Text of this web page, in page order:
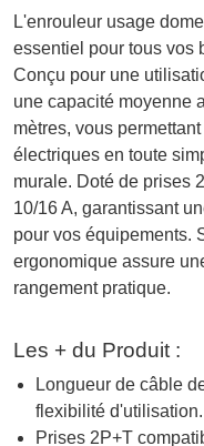
L'enrouleur usage
essentiel pour tous vos
Conçu pour une
une capacité moyenne
mètres, vous
électriques en toute
murale. Doté de prises
10/16 A, garantissant
pour vos équipements.
ergonomique assure
rangement pratique.
Les + du Produit :
Longueur de câble
flexibilité d'utilisation.
Prises 2P+T